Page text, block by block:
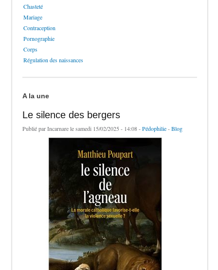
Chasteté
Mariage
Contraception
Pornographie
Corps
Régulation des naissances
A la une
Le silence des bergers
Publié parIncarnarele samedi 15/02/2025 - 14:08 -Pédophilie-Blog